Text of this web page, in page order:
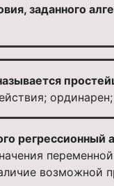
заданного
регрессионный
возможной